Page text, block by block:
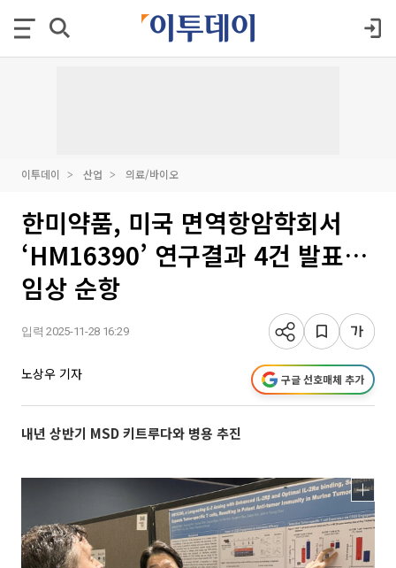
이투데이 산업 의료/바이오
한미약품, 미국 면역항암학회서
‘HM16390’ 연구결과 4건 발표…
임상 순항
입력 2025-11-28 16:29
노상우 기자 구글 선호매체 추가
내년 상반기 MSD 키트루다와 병용 추진